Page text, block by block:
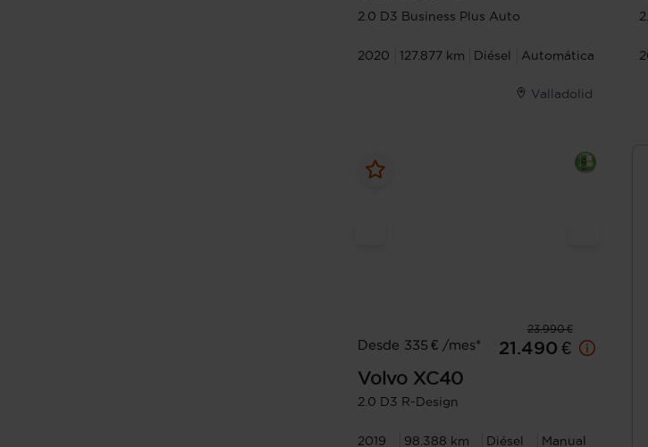
2.0 D3 Business Plus Auto
2020 127.877 km Diésel Automática
Valladolid
23.990 €
Desde 335 € /mes*
21.490 €
Volvo XC40
2.0 D3 R-Design
2019 98.388 km Diésel Manual